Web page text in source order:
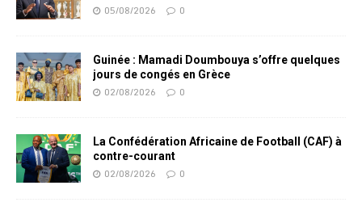
05/08/2026 0
Guinée : Mamadi Doumbouya s’offre quelques
jours de congés en Grèce
02/08/2026 0
La Confédération Africaine de Football (CAF) à
contre-courant
02/08/2026 0